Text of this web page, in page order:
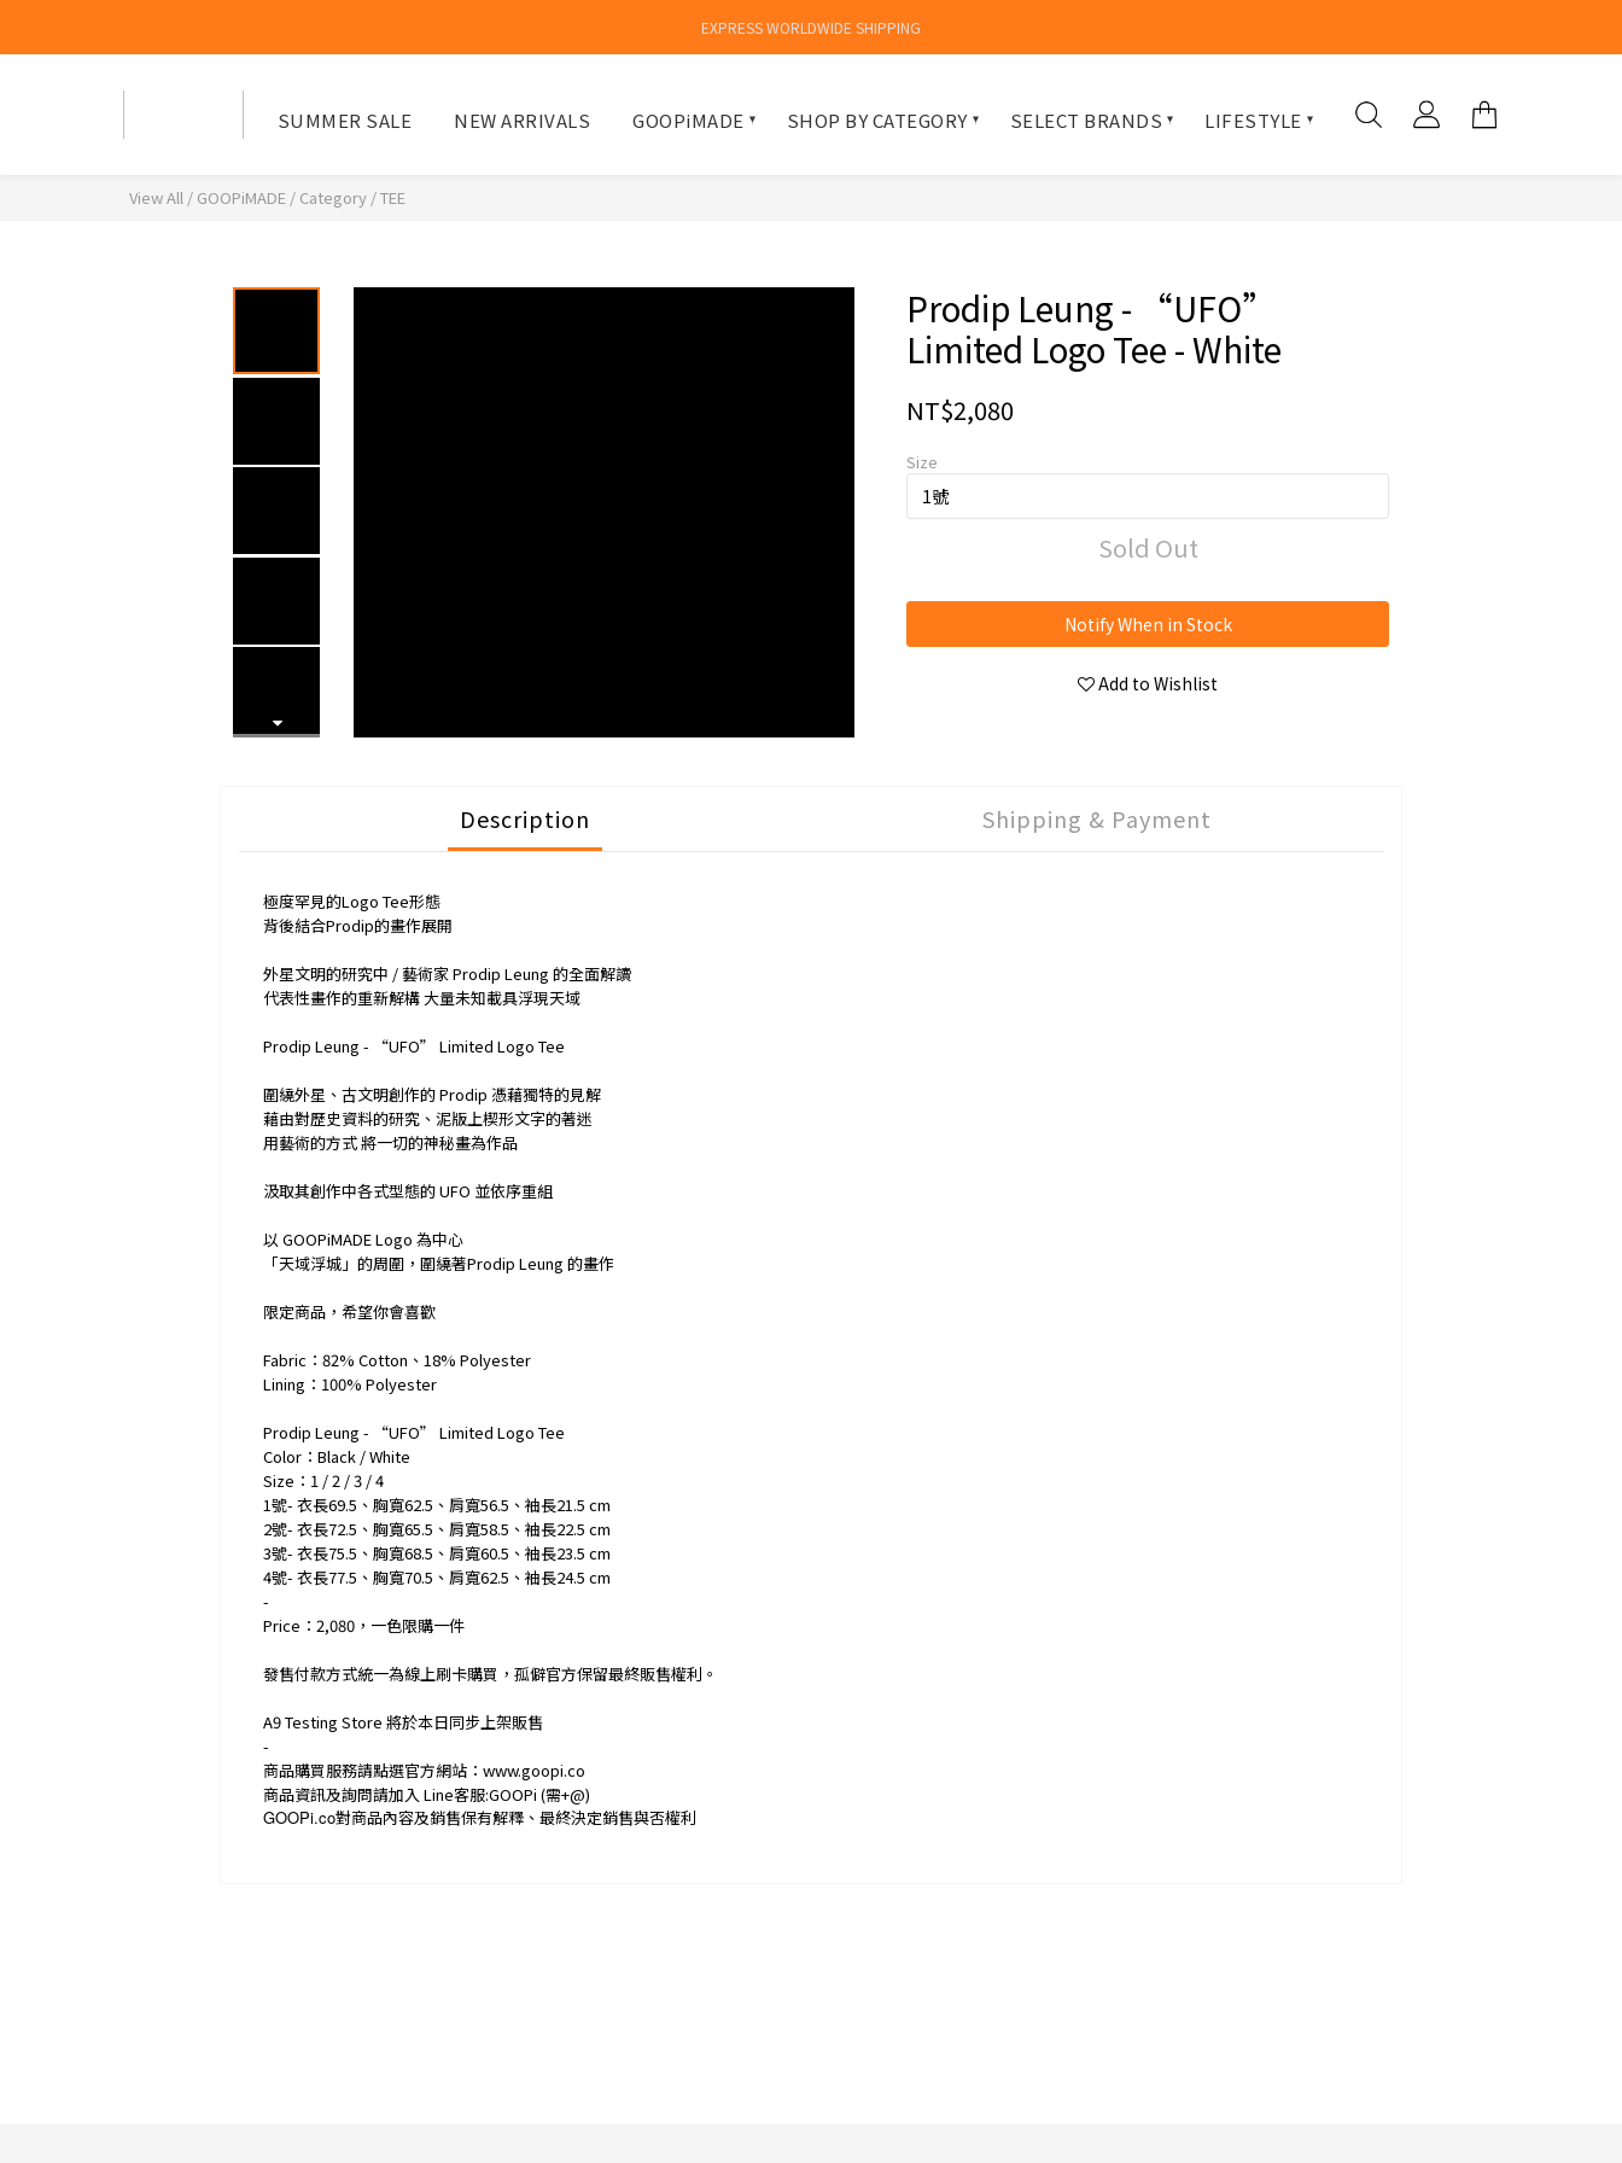
EXPRESS WORLDWIDE SHIPPING
SUMMER SALE NEW ARRIVALS GOOPiMADE SHOP BY CATEGORY SELECT BRANDS LIFESTYLE
View All / GOOPiMADE / Category /TEE
Prodip Leung - “UFO”
Limited Logo Tee - White
NT$2,080
Size
Sold Out
Notify When in Stock
Add to Wishlist
Description Shipping & Payment
極度罕見的Logo Tee形態
背後結合Prodip的畫作展開
外星文明的研究中 / 藝術家 Prodip Leung 的全面解讀
代表性畫作的重新解構 大量未知載具浮現天域
Prodip Leung - “UFO” Limited Logo Tee
圍繞外星、古文明創作的 Prodip 憑藉獨特的見解
藉由對歷史資料的研究、泥版上楔形文字的著迷
用藝術的方式 將一切的神秘畫為作品
汲取其創作中各式型態的 UFO 並依序重組
以 GOOPiMADE Logo 為中心
「天域浮城」的周圍，圍繞著Prodip Leung 的畫作
限定商品，希望你會喜歡
Fabric：82% Cotton、18% Polyester
Lining：100% Polyester
Prodip Leung - “UFO” Limited Logo Tee
Color：Black / White
Size：1 / 2 / 3 / 4
1號- 衣長69.5、胸寬62.5、肩寬56.5、袖長21.5 cm
2號- 衣長72.5、胸寬65.5、肩寬58.5、袖長22.5 cm
3號- 衣長75.5、胸寬68.5、肩寬60.5、袖長23.5 cm
4號- 衣長77.5、胸寬70.5、肩寬62.5、袖長24.5 cm
-
Price：2,080，一色限購一件
發售付款方式統一為線上刷卡購買，孤僻官方保留最終販售權利。
A9 Testing Store 將於本日同步上架販售
-
商品購買服務請點選官方網站：www.goopi.co
商品資訊及詢問請加入 Line客服:GOOPi (需+@)
GOOPi.co對商品內容及銷售保有解釋、最終決定銷售與否權利